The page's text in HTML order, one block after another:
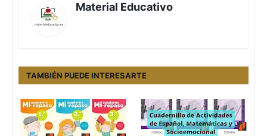
Material Educativo
TAMBIÉN PUEDE INTERESARTE